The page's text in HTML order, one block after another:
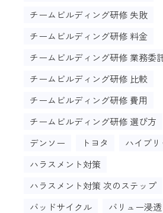
チームビルディング研修 失敗
チームビルディング研修 料金
チームビルディング研修 業務委
チームビルディング研修 比較
チームビルディング研修 費用
チームビルディング研修 選び方
デンソー
トヨタ
ハイブリ
ハラスメント対策
ハラスメント対策 次のステップ
バッドサイクル
バリュー浸透